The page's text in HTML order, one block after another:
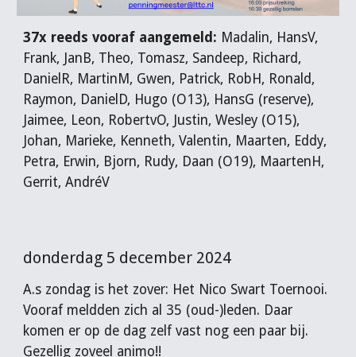
37x reeds vooraf aangemeld: Madalin, HansV,
Frank, JanB, Theo, Tomasz, Sandeep, Richard,
Danie lR, MartinM, Gwen, Patrick, RobH, Ronald,
Raymon, DanielD, Hugo (O13), HansG (reserve),
Jaimee, Leon, RobertvO, Justin, Wesley (O15),
Johan, Marieke, Kenneth, Valentin, Maarten, Eddy,
Petra, Erwin, Bjorn, Rudy, Daan (O19), MaartenH,
Gerrit, AndréV
donderdag 5 december 2024
A.s zondag is het zover: Het Nico Swart Toernooi.
Vooraf meldden zich al 35 (oud-)leden. Daar
komen er op de dag zelf vast nog een paar bij.
Gezellig zoveel animo!!